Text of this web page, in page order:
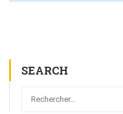
SEARCH